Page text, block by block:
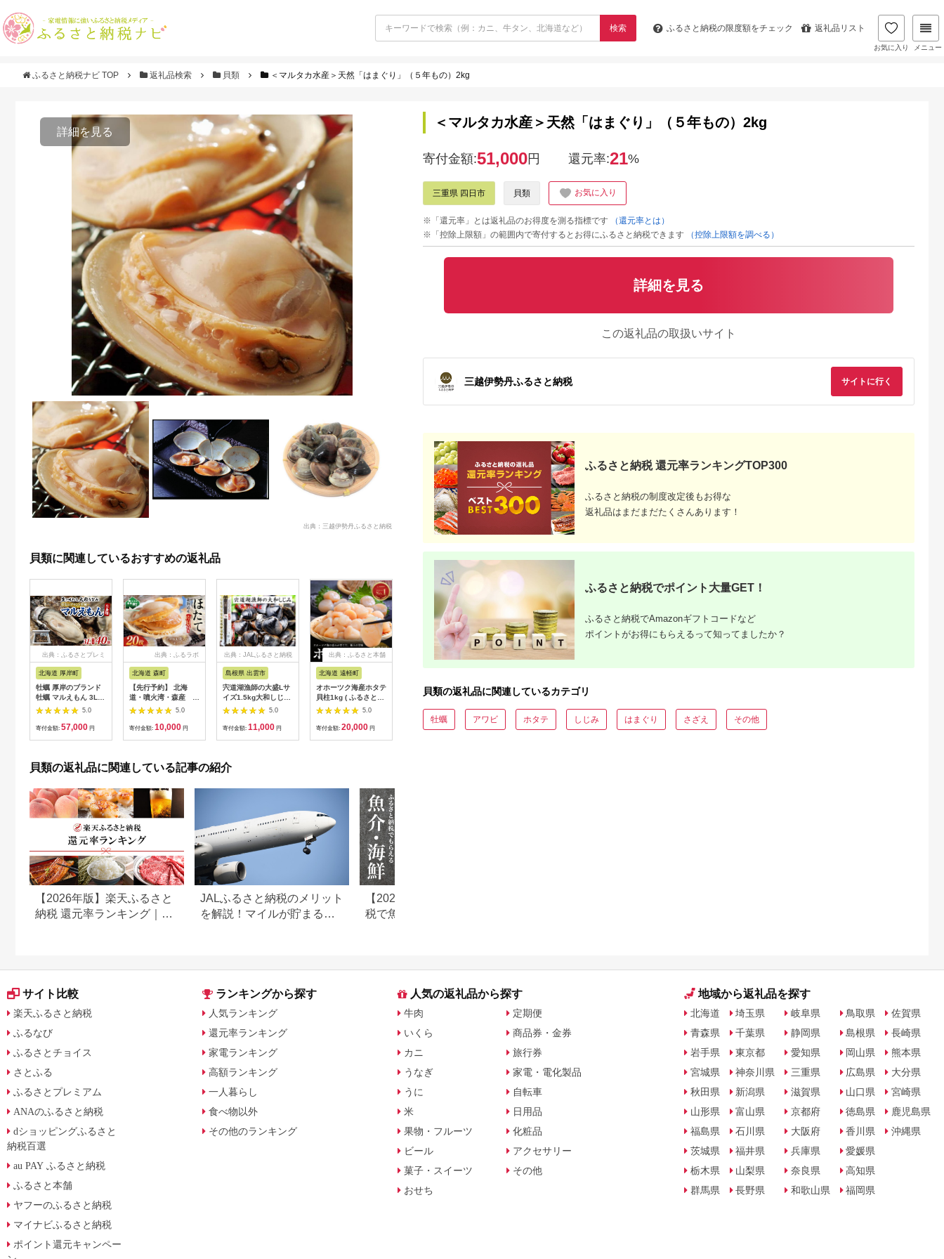
検索 ふるさと納税の限度額をチェック 返礼品リスト
お気に入り メニュー
ふるさと納税ナビ TOP 返礼品検索 貝類 ＜マルタカ水産＞天然「はまぐり」（５年もの）2kg
詳細を見る
出典：三越伊勢丹ふるさと納税
貝類に関連しているおすすめの返礼品
出典：ふるさとプレミ
北海道 厚岸町
牡蠣 厚岸のブランド
牡蠣 マルえもん 3Lサ
イズ 40個 生食用 魚
貝類 海鮮 海のミルク
国産 生食用殻付き牡
焼き牡蠣 マルえもん
5.0
寄付金額: 57,000 円
出典：ふるラボ
北海道 森町
【先行予約】 北海
道・噴火湾・森産 冷
凍ほたて片貝20枚 ＜
海鮮問屋 株式会社
瑞宝＞ 森町 ほたて 帆
5.0
寄付金額: 10,000 円
出典：JALふるさと納税
島根県 出雲市
宍道湖漁師の大盛Lサ
イズ1.5kg大和しじみ
（しめ縄干支箸付）
5.0
寄付金額: 11,000 円
出典：ふるさと本舗
北海道 遠軽町
オホーツク海産ホタテ
貝柱1kg ( ふるさと納
税 北海道産 ほたて ホ
タテ貝柱 刺身 冷凍 貝
北海道 遠軽町 ) en01-
5.0
寄付金額: 20,000 円
【予約：2026年10月
より順次発送】【カキ
サロマ湖産殻付2年物
カキ貝 10kg 80～100
寄付金額:46,000 円
【緊急支援品】【中国
禁輸施策応援品】北海
500g (18玉前後) ホタ
テ ほたて 玉冷 魚貝類
5.0
寄付金額:27,000円
( 12個入×2 ) 数量限定
5.0
寄付金額:19,000円
蛤 1.3kg（約10～12
個）はまぐり ハマグ
5.0
寄付金額:22,000円
貝類の返礼品に関連している記事の紹介
【2026年版】楽天ふるさと
納税 還元率ランキング｜高
JALふるさと納税のメリット
を解説！マイルが貯まる仕
【2026年最新】ふるさと納
税で魚・魚介類のおすすめ
＜マルタカ水産＞天然「はまぐり」（５年もの）2kg
寄付金額:51,000円 還元率:21%
三重県 四日市 貝類 お気に入り
※「還元率」とは返礼品のお得度を測る指標です
（還元率とは）
※「控除上限額」の範囲内で寄付するとお得にふるさと納税できます
（控除上限額を調べる）
詳細を見る
この返礼品の取扱いサイト
三越伊勢丹ふるさと納税 サイトに行く
ふるさと納税 還元率ランキングTOP300
ふるさと納税の制度改定後もお得な
返礼品はまだまだたくさんあります！
ふるさと納税でポイント大量GET！
ふるさと納税でAmazonギフトコードなど
ポイントがお得にもらえるって知ってましたか？
貝類の返礼品に関連しているカテゴリ
牡蠣 アワビ ホタテ しじみ はまぐり さざえ その他
サイト比較
楽天ふるさと納税
ふるなび
ふるさとチョイス
さとふる
ふるさとプレミアム
ANAのふるさと納税
dショッピングふるさと
納税百選
au PAY ふるさと納税
ふるさと本舗
ヤフーのふるさと納税
マイナビふるさと納税
ポイント還元キャンペー
ランキングから探す
人気ランキング
還元率ランキング
家電ランキング
高額ランキング
一人暮らし
食べ物以外
その他のランキング
人気の返礼品から探す
牛肉
いくら
カニ
うなぎ
うに
米
果物・フルーツ
ビール
菓子・スイーツ
おせち
定期便
商品券・金券
旅行券
家電・電化製品
自転車
日用品
化粧品
アクセサリー
その他
地域から返礼品を探す
北海道
青森県
岩手県
宮城県
秋田県
山形県
福島県
茨城県
栃木県
群馬県
埼玉県
千葉県
東京都
神奈川県
新潟県
富山県
石川県
福井県
山梨県
長野県
岐阜県
静岡県
愛知県
三重県
滋賀県
京都府
大阪府
兵庫県
奈良県
和歌山県
鳥取県
島根県
岡山県
広島県
山口県
徳島県
香川県
愛媛県
高知県
福岡県
佐賀県
長崎県
熊本県
大分県
宮崎県
鹿児島県
沖縄県